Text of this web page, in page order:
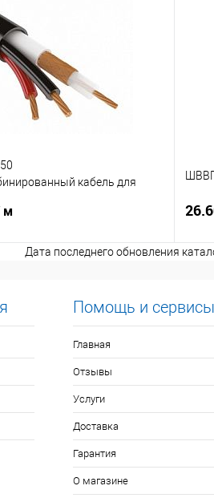
кабель для
м
Дата последнего обновления
Помощь и сервисы
Главная
Отзывы
Услуги
Доставка
Гарантия
О магазине